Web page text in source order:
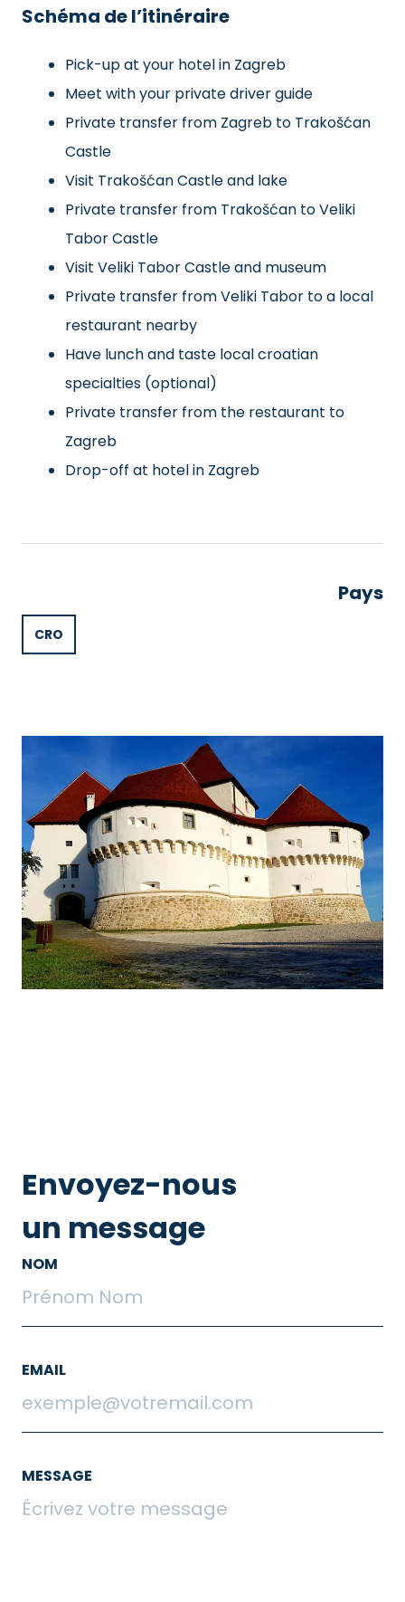
Schéma de l’itinéraire
Pick-up at your hotel in Zagreb
Meet with your private driver guide
Private transfer from Zagreb to Trakošćan
Castle
Visit Trakošćan Castle and lake
Private transfer from Trakošćan to Veliki
Tabor Castle
Visit Veliki Tabor Castle and museum
Private transfer from Veliki Tabor to a local
restaurant nearby
Have lunch and taste local croatian
specialties (optional)
Private transfer from the restaurant to
Zagreb
Drop-off at hotel in Zagreb
Pays
CRO
Envoyez-nous
un message
NOM
EMAIL
MESSAGE